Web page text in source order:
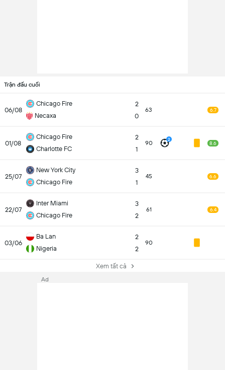
Trận đấu cuối
06/08
Chicago Fire
Necaxa
2
0
63 6.7
01/08
Chicago Fire
Charlotte FC
2
1
90 2
8.6
25/07
New York City
Chicago Fire
3
1
45 6.6
22/07
Inter Miami
Chicago Fire
3
2
61 6.4
03/06
Ba Lan
Nigeria
2
2
90
Xem tất cả
Ad